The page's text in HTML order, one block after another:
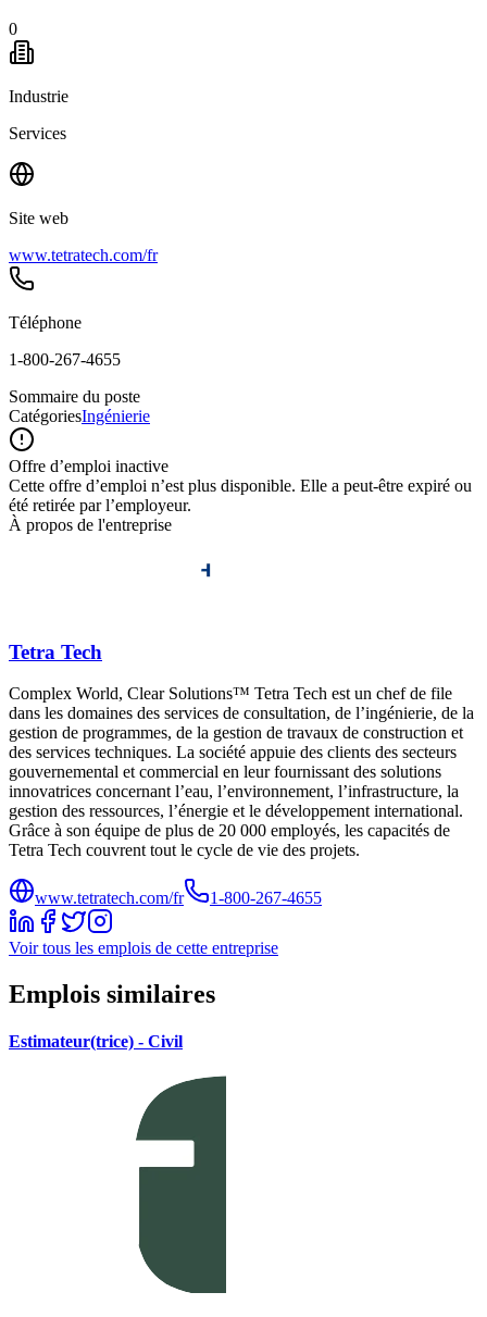
0
Industrie
Services
Site web
www.tetratech.com/fr
Téléphone
1-800-267-4655
Sommaire du poste
CatégoriesIngénierie
Offre d’emploi inactive
Cette offre d’emploi n’est plus disponible. Elle a peut-être expiré ou
été retirée par l’employeur.
À propos de l'entreprise
Tetra Tech
Complex World, Clear Solutions™ Tetra Tech est un chef de file
dans les domaines des services de consultation, de l’ingénierie, de la
gestion de programmes, de la gestion de travaux de construction et
des services techniques. La société appuie des clients des secteurs
gouvernemental et commercial en leur fournissant des solutions
innovatrices concernant l’eau, l’environnement, l’infrastructure, la
gestion des ressources, l’énergie et le développement international.
Grâce à son équipe de plus de 20 000 employés, les capacités de
Tetra Tech couvrent tout le cycle de vie des projets.
www.tetratech.com/fr 1-800-267-4655
Voir tous les emplois de cette entreprise
Emplois similaires
Estimateur(trice) - Civil